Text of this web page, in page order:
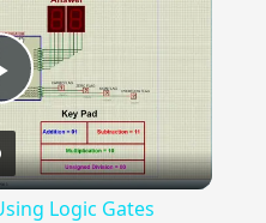
Logic Gates